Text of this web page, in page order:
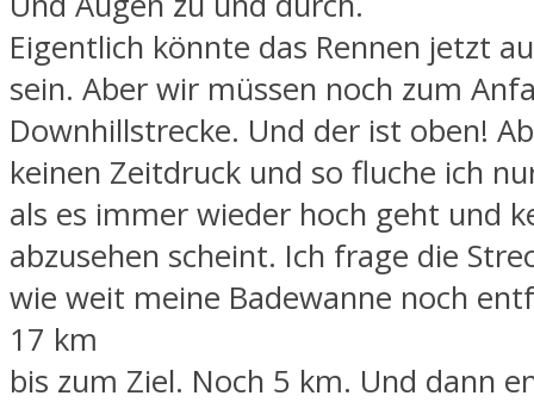
Eigentlich könnte das Rennen jetzt
sein. Aber wir müssen noch zum
Downhillstrecke. Und der ist oben!
keinen Zeitdruck und so fluche ich
als es immer wieder hoch geht und
abzusehen scheint. Ich frage die
wie weit meine Badewanne noch
17 km
bis zum Ziel. Noch 5 km. Und dann